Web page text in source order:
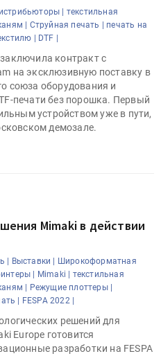
|
текстильная
| Струйная печать |
печать на
| DTF |
контракт с
на эксклюзивную поставку в
союза оборудования и
печати без порошка. Первый
устройством уже в пути,
демозале.
Mimaki в действии
| Выставки |
Широкоформатная
| Mimaki |
текстильная
|
Режущие плоттеры |
|
FESPA 2022 |
решений для
Europe готовится
разработки на FESPA
опубликовал статистику об
в стране за первое
2026 года
стол на тему РОП пройдет
июля